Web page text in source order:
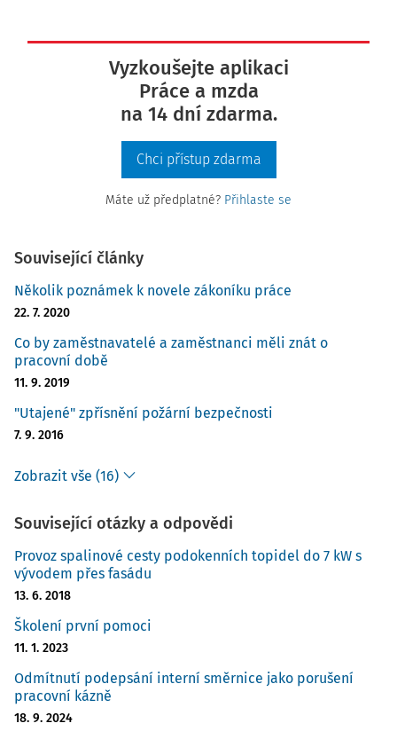
Vyzkoušejte aplikaci
Práce a mzda
na 14 dní zdarma.
Chci přístup zdarma
Máte už předplatné? Přihlaste se
Související články
Několik poznámek k novele zákoníku práce
22. 7. 2020
Co by zaměstnavatelé a zaměstnanci měli znát o
pracovní době
11. 9. 2019
"Utajené" zpřísnění požární bezpečnosti
7. 9. 2016
Zobrazit vše (16)
Související otázky a odpovědi
Provoz spalinové cesty podokenních topidel do 7 kW s
vývodem přes fasádu
13. 6. 2018
Školení první pomoci
11. 1. 2023
Odmítnutí podepsání interní směrnice jako porušení
pracovní kázně
18. 9. 2024